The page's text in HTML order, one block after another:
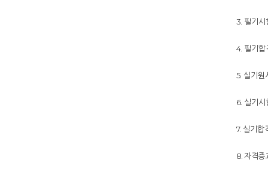
3. 필기시
4. 필기합
5. 실기원
6. 실기
7. 실기합
8. 자격증